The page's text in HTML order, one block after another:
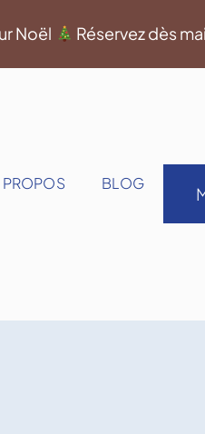
Noël Réservez dès
PROPOS BLOG